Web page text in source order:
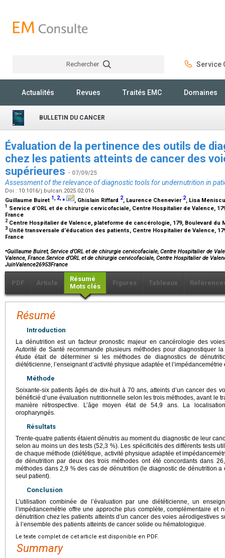
Rechercher Service
Actualités Revues Traités EMC Domaines
BULLETIN DU CANCER
Évaluation de la pertinence des outils de
chez les patients atteints de cancer des
supérieures - 07/09/25
Assessment of the relevance of diagnostic tools for undernutrition in
Doi : 10.1016/j.bulcan.2025.02.016
Guillaume Buiret 1, 2,⁎ , Ghislain Riffard 2, Laurence Chenevier 2, Lisa
1 Service d’ORL et de chirurgie cervicofaciale, Centre Hospitalier de Valence,
France
2 Centre Hospitalier de Valence, plateforme de cancérologie, 179, Boulevard du
3 Unité transversale d’éducation des patients, Centre Hospitalier de Valence,
France
⁎Guillaume Buiret, Service d’ORL et de chirurgie cervicofaciale, Centre Hospitalier de
Valence, France.Service d’ORL et de chirurgie cervicofaciale, Centre Hospitalier de
JuinValence26953France
PDF Article
Résumé
Mots clés
Figures Tableaux
Résumé
Introduction
La dénutrition est un facteur pronostic majeur en cancérologie des
Autorité de Santé recommande plusieurs méthodes pour diagnostiquer
étude était de déterminer si les méthodes de diagnostics de
diététicienne, l’enseignant d’activité physique adaptée et
Méthode
Soixante-six patients âgés de dix-huit à 70 ans, atteints d’un cancer des
bénéficié d’une évaluation nutritionnelle selon les trois méthodes, avant le
manière rétrospective. L’âge moyen état de 54,9 ans. La
oropharyngés.
Résultats
Trente-quatre patients étaient dénutris au moment du diagnostic de leur
selon au moins un des tests (52,3 %). Les spécificités des différents tests
de chaque méthode (diététique, activité physique adaptée et
de dénutrition par deux des trois méthodes ont été concordants dans
méthodes dans 2,9 % des cas de dénutrition (le diagnostic de dénutrition
seul patient).
Conclusion
L’utilisation combinée de l’évaluation par une diététicienne, un
l’impédancemétrie offre une approche plus complète, complémentaire et
dénutrition chez les patients atteints d’un cancer des voies aérodigestives
à l’ensemble des patients atteints de cancer solide ou hématologique.
Le texte complet de cet article est disponible en PDF.
Summary